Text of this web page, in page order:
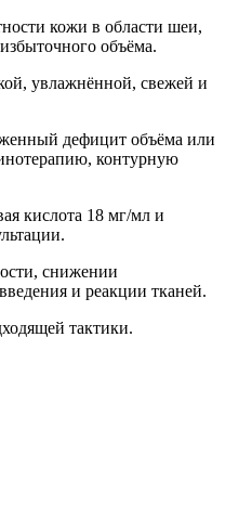
кожи в области шеи,
объёма.
увлажнённой, свежей и
дефицит объёма или
контурную
кислота 18 мг/мл и
снижении
и реакции тканей.
тактики.